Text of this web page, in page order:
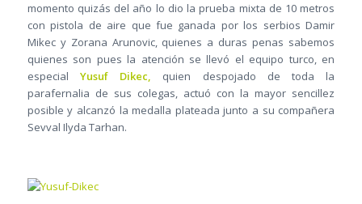
momento quizás del año lo dio la prueba mixta de 10 metros
con pistola de aire que fue ganada por los serbios Damir
Mikec y Zorana Arunovic, quienes a duras penas sabemos
quienes son pues la atención se llevó el equipo turco, en
especial Yusuf Dikec, quien despojado de toda la
parafernalia de sus colegas, actuó con la mayor sencillez
posible y alcanzó la medalla plateada junto a su compañera
Sevval Ilyda Tarhan.